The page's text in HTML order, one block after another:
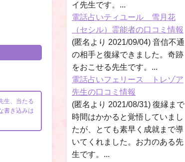
生、当たる
書き込みは
イ先生です。...
電話占いティユール 雪月花
（セシル）霊能者の口コミ情報
(匿名より 2021/09/04) 音信不通
の相手と復縁できました。奇跡
をおこせる先生です。...
電話占いフェリース トレゾア
先生の口コミ情報
(匿名より 2021/08/31) 復縁まで
時間はかかると覚悟していまし
たが、とても素早く成就まで導
いてくれました。お力のある先
生です。...